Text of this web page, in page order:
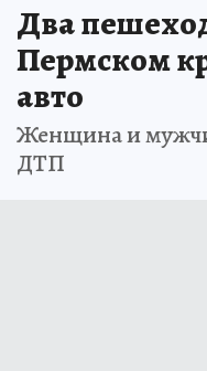
Два
Пермском
авто
Женщина и
ДТП